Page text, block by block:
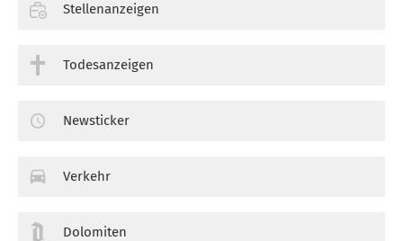
Stellenanzeigen
Todesanzeigen
Newsticker
Verkehr
Dolomiten